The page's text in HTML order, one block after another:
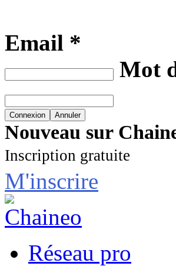
Email *
Mot
Nouveau sur
Inscription gratuite
M'inscrire
Réseau pro